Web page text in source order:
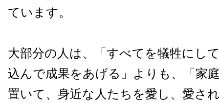
ています。
大部分の人は、「すべてを犠牲にし
込んで成果をあげる」よりも、「家
置いて、身近な人たちを愛し、愛さ